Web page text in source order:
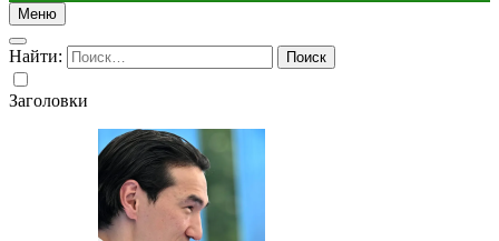
Меню
Найти:
Заголовки